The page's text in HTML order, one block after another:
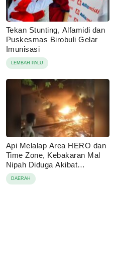
Tekan Stunting, Alfamidi dan
Puskesmas Birobuli Gelar
Imunisasi
LEMBAH PALU
Api Melalap Area HERO dan
Time Zone, Kebakaran Mal
Nipah Diduga Akibat
Korsleting
DAERAH